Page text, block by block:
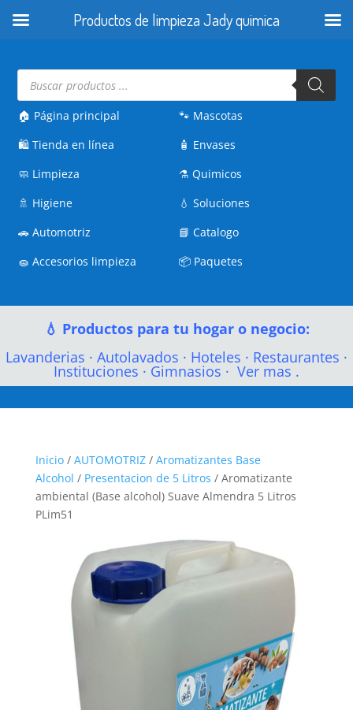
Búsqueda
productos
🏠 Página principal
🛍️Tienda en línea
🧼 Limpieza
🚿 Higiene
🚗Automotriz
🧽Accesorios limpieza
🐾 Mascotas
🧴 Envases
⚗️Quimicos
💧Soluciones
📘Catalogo
📦 Paquetes
💧 Productos para tu hogar o negocio:
Lavanderias · Autolavados · Hoteles · Restaurantes ·
Instituciones · Gimnasios · Ver mas .
Inicio/ AUTOMOTRIZ/ Aromatizantes Base
Alcohol / Presentacion de 5 Litros / Aromatizante
ambiental (Base alcohol) Suave Almendra 5 Litros
PLim51
Productos de limpieza Jady quimica